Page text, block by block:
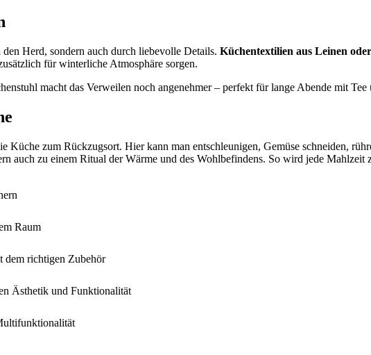
Herd, sondern auch durch liebevolle Details. Küchentextilien aus Leinen
für winterliche Atmosphäre sorgen.
macht das Verweilen noch angenehmer – perfekt für lange Abende mit Tee
Küche zum Rückzugsort. Hier kann man entschleunigen, Gemüse schneiden,
auch zu einem Ritual der Wärme und des Wohlbefindens. So wird jede
Raum
dem richtigen Zubehör
Ästhetik und Funktionalität